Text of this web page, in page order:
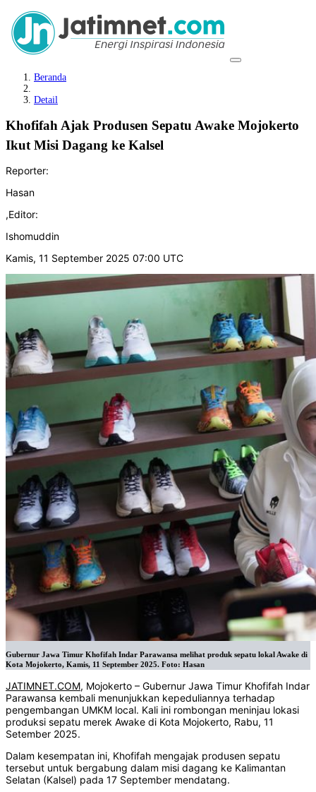
Beranda
Detail
Khofifah Ajak Produsen Sepatu Awake Mojokerto
Ikut Misi Dagang ke Kalsel
Reporter:
Hasan
,Editor:
Ishomuddin
Kamis, 11 September 2025 07:00 UTC
Gubernur Jawa Timur Khofifah Indar Parawansa melihat produk sepatu lokal Awake di
Kota Mojokerto, Kamis, 11 September 2025. Foto: Hasan
JATIMNET.COM, Mojokerto – Gubernur Jawa Timur Khofifah Indar
Parawansa kembali menunjukkan kepeduliannya terhadap
pengembangan UMKM local. Kali ini rombongan meninjau lokasi
produksi sepatu merek Awake di Kota Mojokerto, Rabu, 11
Setember 2025.
Dalam kesempatan ini, Khofifah mengajak produsen sepatu
tersebut untuk bergabung dalam misi dagang ke Kalimantan
Selatan (Kalsel) pada 17 September mendatang.